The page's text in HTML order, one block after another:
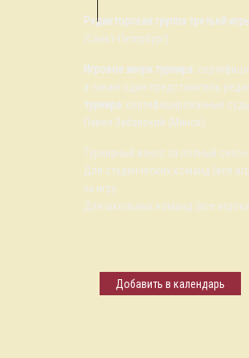
Редакторская группа третьей
(Санкт-Петербург).
Игровое жюри турнира:
а также один представитель
турнира: сертифицированные
Павел Забавский (Минск).
Турнирный взнос за полный
Для студенческих команд (все
за игру.
Для школьных команд (все
Добавить в календарь